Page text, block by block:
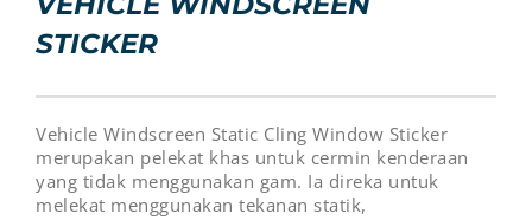
STICKER
Vehicle Windscreen Static Cling Window Sticker
merupakan pelekat khas untuk cermin kenderaan
yang tidak menggunakan gam. Ia direka untuk
melekat menggunakan tekanan statik,